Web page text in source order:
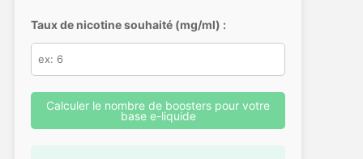
Taux de nicotine souhaité (mg/ml) :
Calculer le nombre de boosters pour votre
base e-liquide